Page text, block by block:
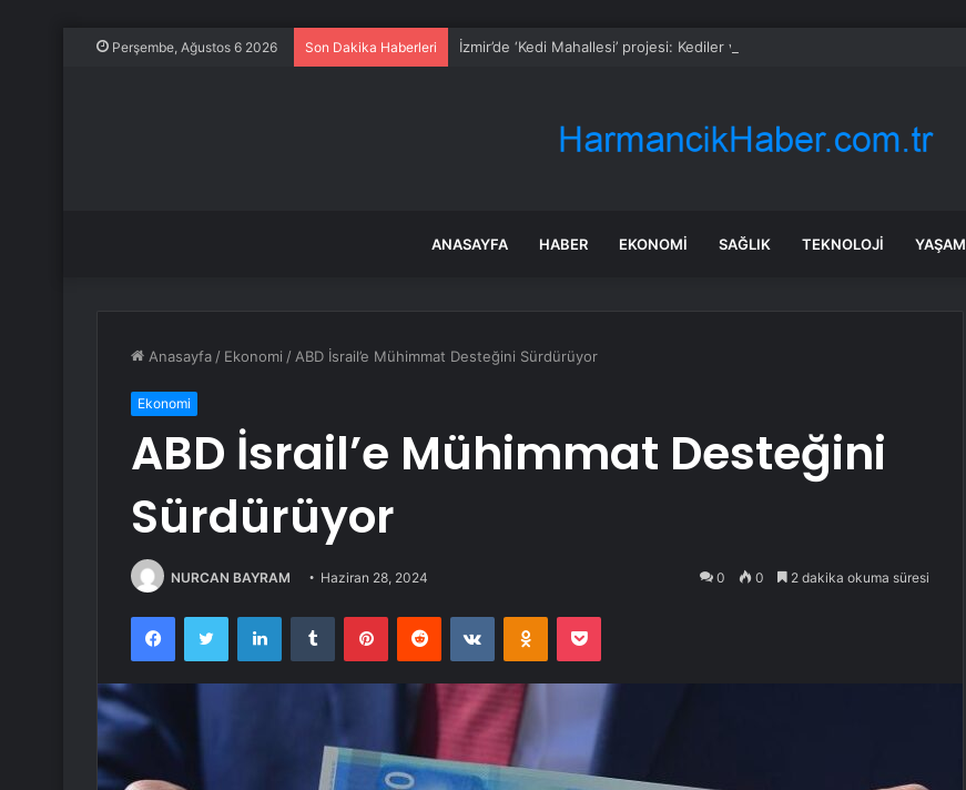
Perşembe, Ağustos 6 2026 Son Dakika Haberleri İzmir’de ‘Kedi Mahallesi’ projesi: Kediler ve insanlar için yaşam alanı
ANASAYFA HABER EKONOMI SAĞLIK TEKNOLOJI YAŞAM
Anasayfa / Ekonomi / ABD İsrail’e Mühimmat Desteğini Sürdürüyor
Ekonomi
ABD İsrail’e Mühimmat Desteğini
Sürdürüyor
NURCAN BAYRAM Haziran 28, 2024 0 0 2 dakika okuma süresi
FacebookTwitter LinkedInTumblr PinterestReddit VKontakteOdnoklassniki
Pocket